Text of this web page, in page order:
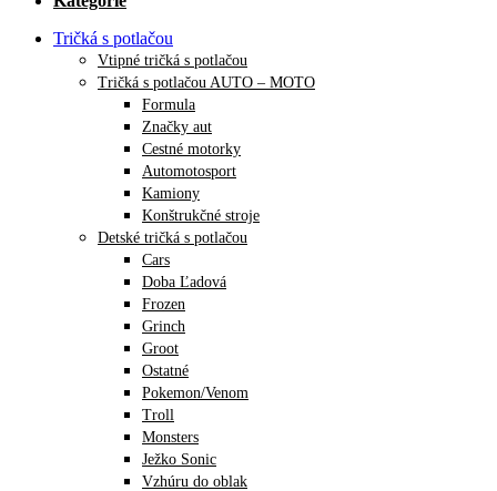
Tričká s potlačou
Vtipné tričká s potlačou
Tričká s potlačou AUTO – MOTO
Formula
Značky aut
Cestné motorky
Automotosport
Kamiony
Konštrukčné stroje
Detské tričká s potlačou
Cars
Doba Ľadová
Frozen
Grinch
Groot
Ostatné
Pokemon/Venom
Troll
Monsters
Ježko Sonic
Vzhúru do oblak